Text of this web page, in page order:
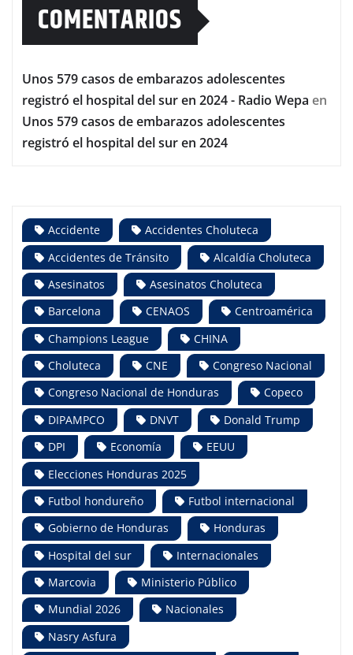
COMENTARIOS
Unos 579 casos de embarazos adolescentes
registró el hospital del sur en 2024 - Radio Wepa en
Unos 579 casos de embarazos adolescentes
registró el hospital del sur en 2024
Accidente
Accidentes Choluteca
Accidentes de Tránsito
Alcaldía Choluteca
Asesinatos
Asesinatos Choluteca
Barcelona
CENAOS
Centroamérica
Champions League
CHINA
Choluteca
CNE
Congreso Nacional
Congreso Nacional de Honduras
Copeco
DIPAMPCO
DNVT
Donald Trump
DPI
Economía
EEUU
Elecciones Honduras 2025
Futbol hondureño
Futbol internacional
Gobierno de Honduras
Honduras
Hospital del sur
Internacionales
Marcovia
Ministerio Público
Mundial 2026
Nacionales
Nasry Asfura